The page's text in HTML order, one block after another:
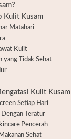
Kulit Kusam
Matahari
Kulit
yang Tidak Sehat
Kulit Kusam
Setiap Hari
Teratur
Pencerah
Sehat